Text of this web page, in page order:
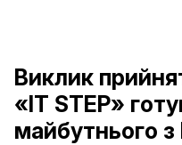
Виклик
«IT STEP»
майбутнього з